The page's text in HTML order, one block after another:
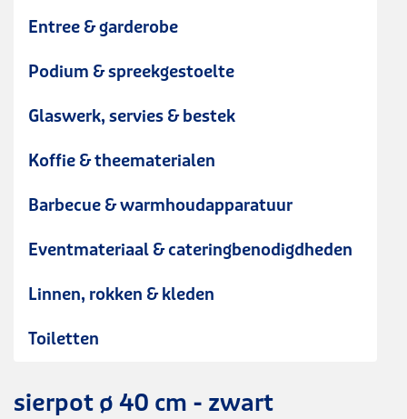
Entree & garderobe
Podium & spreekgestoelte
Glaswerk, servies & bestek
Koffie & theematerialen
Barbecue & warmhoudapparatuur
Eventmateriaal & cateringbenodigdheden
Linnen, rokken & kleden
Toiletten
sierpot ø 40 cm - zwart